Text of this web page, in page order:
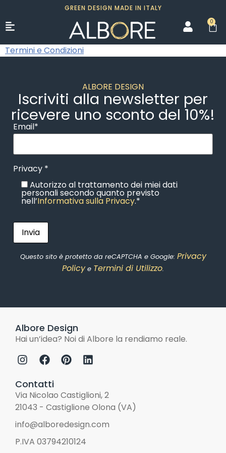
GREEN DESIGN MADE IN ITALY
0
Termini e Condizioni
ALBORE DESIGN
Iscriviti alla newsletter per
ricevere uno sconto del 10%!
Email*
Privacy *
Autorizzo al trattamento dei miei dati
personali secondo quanto previsto
nell’Informativa sulla Privacy.*
Questo sito è protetto da reCAPTCHA e Google: Privacy
Policye Termini di Utilizzo.
Albore Design
Hai un’idea? Noi di Albore la rendiamo reale.
Contatti
Via Nicolao Castiglioni, 2
21043 - Castiglione Olona (VA)
info@alboredesign.com
P.IVA 03794210124